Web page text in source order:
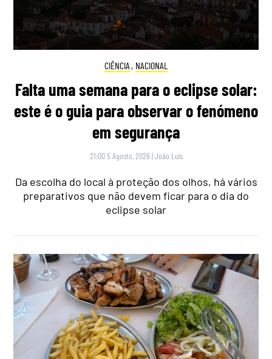
CIÊNCIA , NACIONAL
Falta uma semana para o eclipse solar:
este é o guia para observar o fenómeno
em segurança
21:00 5 Agosto, 2026 |João Luís
Da escolha do local à proteção dos olhos, há vários
preparativos que não devem ficar para o dia do
eclipse solar